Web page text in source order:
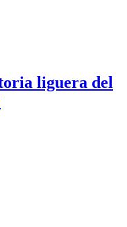
liguera del